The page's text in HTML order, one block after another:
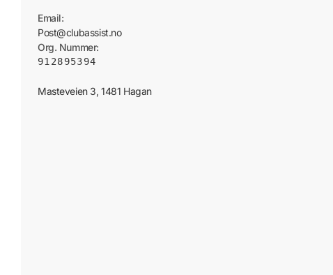
Email:
Post@clubassist.no
Org. Nummer:
912895394
Masteveien 3, 1481 Hagan